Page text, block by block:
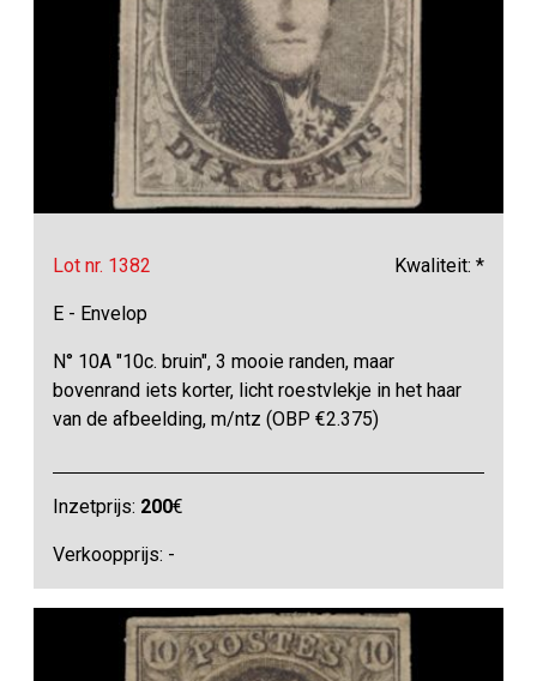
Lot nr. 1382 Kwaliteit: *
E - Envelop
N° 10A "10c. bruin", 3 mooie randen, maar
bovenrand iets korter, licht roestvlekje in het haar
van de afbeelding, m/ntz (OBP €2.375)
Inzetprijs: 200€
Verkoopprijs: -